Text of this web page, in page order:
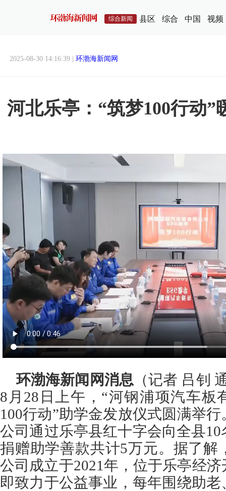
综合新闻 县区 综合 中国 视频
2025-08-30 14:16:39 | 环渤海新闻网
河北乐亭：“筑梦100行动”
环渤海新闻网消息 （记者 吕钊
8月28日上午，“河钢浦项汽车板
100行动”助学金发放仪式圆满举
公司通过乐亭县红十字会向全县
捐赠助学善款共计5万元。据了解
公司成立于2021年，位于乐亭经
即致力于公益事业，每年围绕助